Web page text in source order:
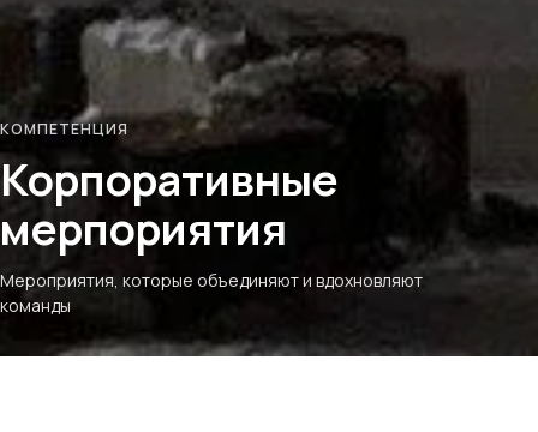
КОМПЕТЕНЦИЯ
Корпоративные
мерпориятия
Мероприятия, которые объединяют и вдохновляют
команды